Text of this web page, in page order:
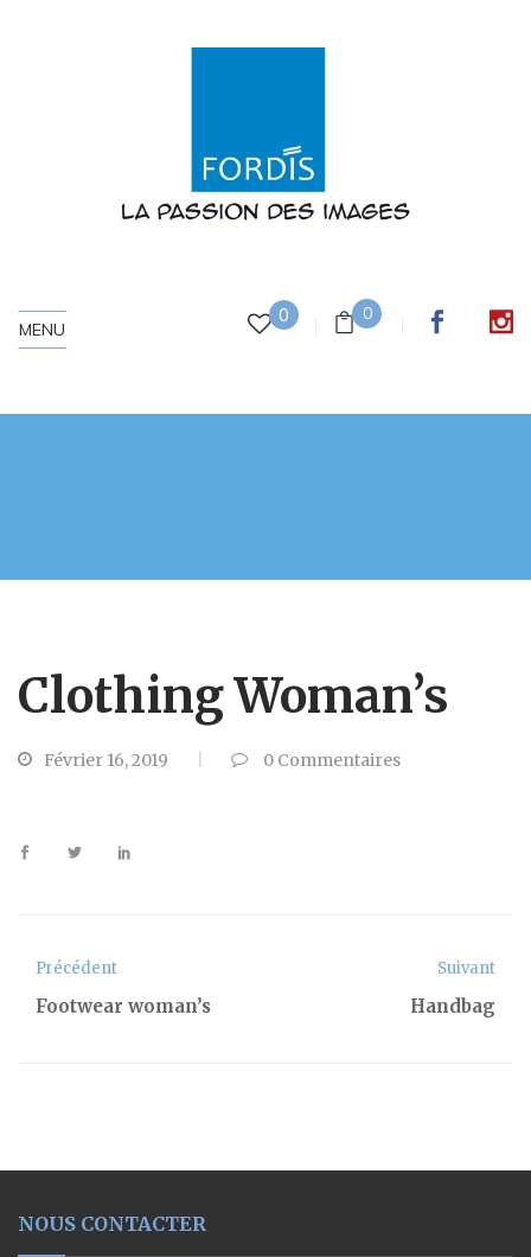
0 0
MENU
Clothing Woman’s
Février 16, 2019 0 Commentaires
Précédent
Footwear woman’s
Suivant
Handbag
NOUS CONTACTER